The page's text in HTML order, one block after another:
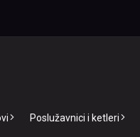
Poslužavnici i ketleri